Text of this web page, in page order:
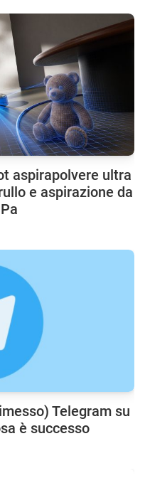
aspirapolvere ultra
e aspirazione da
Telegram su
è successo